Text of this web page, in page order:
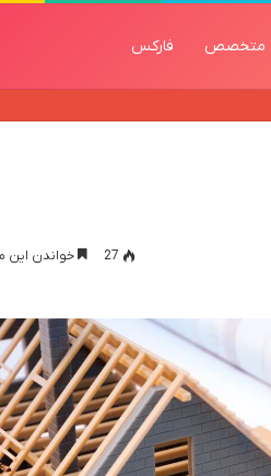
متخصص فارکس
27 خواندن این مطلب 13 دقیقه